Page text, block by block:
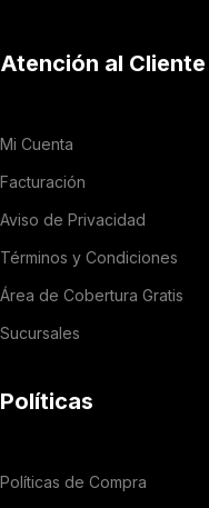
Atención al Cliente
Mi Cuenta
Facturación
Aviso de Privacidad
Términos y Condiciones
Área de Cobertura Gratis
Sucursales
Políticas
Políticas de Compra